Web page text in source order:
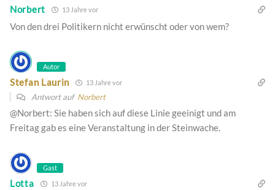
Norbert 13 Jahre vor
Von den drei Politikern nicht erwünscht oder von wem?
Autor
Stefan Laurin 13 Jahre vor
Antwort auf Norbert
@Norbert: Sie haben sich auf diese Linie geeinigt und am
Freitag gab es eine Veranstaltung in der Steinwache.
Gast
Lotta 13 Jahre vor